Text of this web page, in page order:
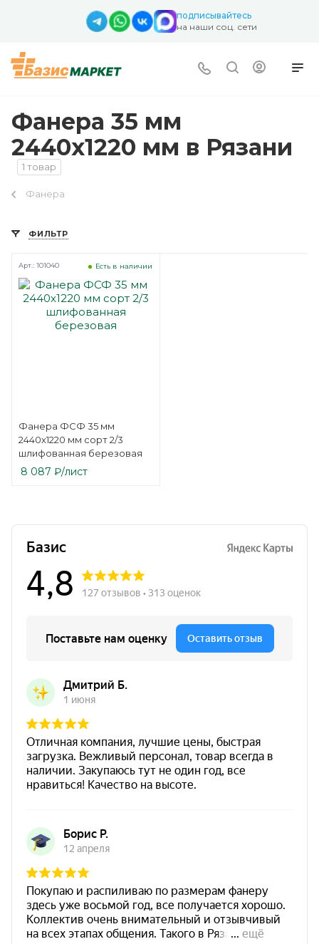
подписывайтесь
на наши соц. сети
Фанера 35 мм
2440х1220 мм в Рязани
1 товар
Фанера
ФИЛЬТР
Фанера ФСФ 35 мм
2440х1220 мм сорт 2/3
шлифованная березовая
Есть в наличии
Арт.: 101040
8 087 ₽/лист